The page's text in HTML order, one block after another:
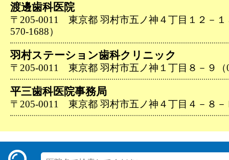
渡邊歯科医院
〒205-0011 東京都 羽村市五ノ神４丁目１２－１
570-1688）
羽村ステーション歯科クリニック
〒205-0011 東京都 羽村市五ノ神１丁目８－９（
平三歯科医院事務局
〒205-0011 東京都 羽村市五ノ神４丁目４－８－